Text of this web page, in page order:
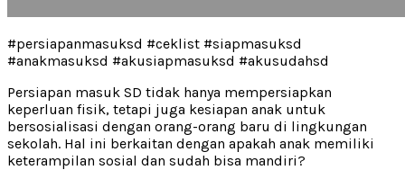
#persiapanmasuksd #ceklist #siapmasuksd
#anakmasuksd #akusiapmasuksd #akusudahsd
Persiapan masuk SD tidak hanya mempersiapkan
keperluan fisik, tetapi juga kesiapan anak untuk
bersosialisasi dengan orang-orang baru di lingkungan
sekolah. Hal ini berkaitan dengan apakah anak memiliki
keterampilan sosial dan sudah bisa mandiri?